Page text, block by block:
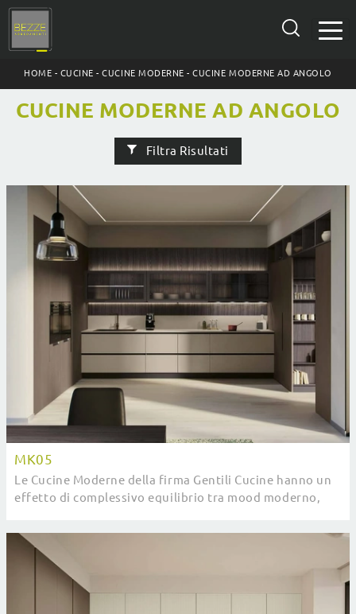
HOME - CUCINE -CUCINE MODERNE -CUCINE MODERNE AD ANGOLO
CUCINE MODERNE AD ANGOLO
Filtra Risultati
MK05
Le Cucine Moderne della firma Gentili Cucine hanno un
effetto di complessivo equilibrio tra mood moderno,